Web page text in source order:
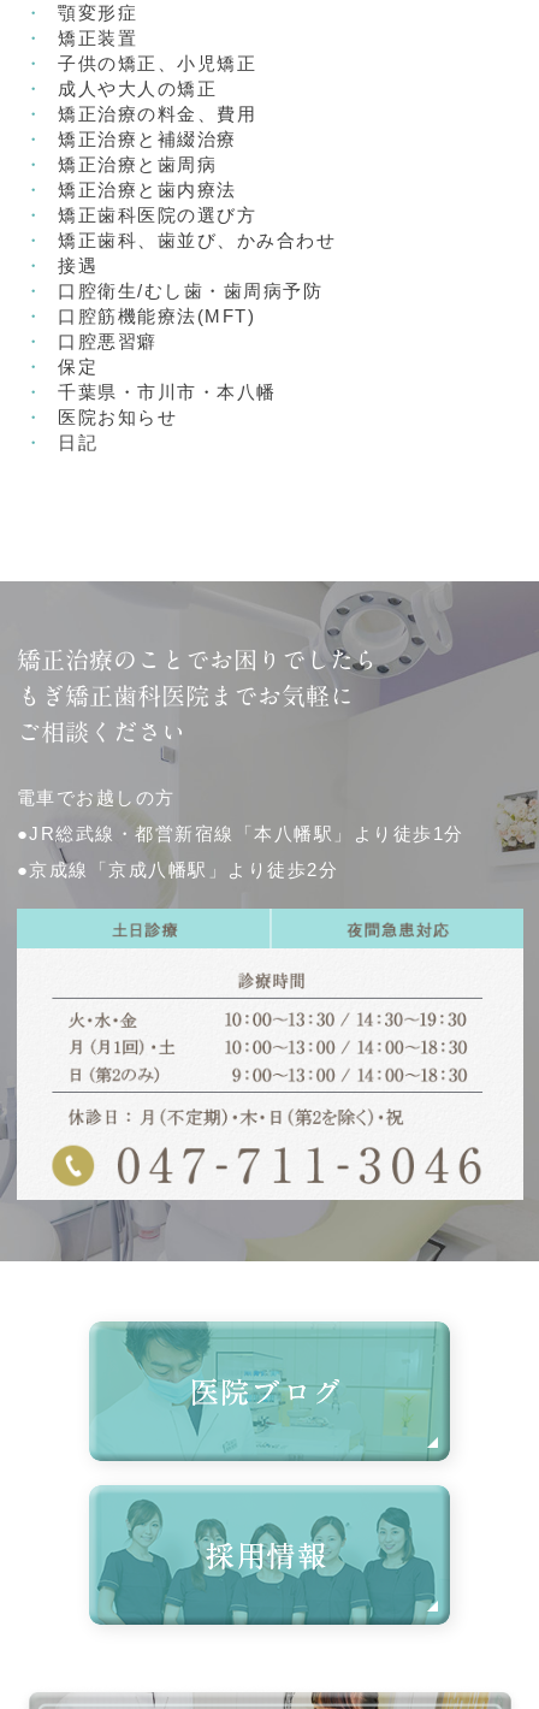
顎変形症
矯正装置
子供の矯正、小児矯正
成人や大人の矯正
矯正治療の料金、費用
矯正治療と補綴治療
矯正治療と歯周病
矯正治療と歯内療法
矯正歯科医院の選び方
矯正歯科、歯並び、かみ合わせ
接遇
口腔衛生/むし歯・歯周病予防
口腔筋機能療法(MFT)
口腔悪習癖
保定
千葉県・市川市・本八幡
医院お知らせ
日記
矯正治療のことでお困りでしたら
もぎ矯正歯科医院までお気軽に
ご相談ください
電車でお越しの方
●JR総武線・都営新宿線「本八幡駅」より徒歩1分
●京成線「京成八幡駅」より徒歩2分